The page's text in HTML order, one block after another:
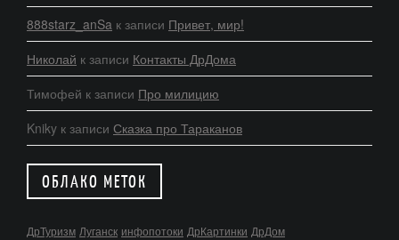
888starz_anSa к записи Привет, мир!
Николай к записи Контакты ДрДома
Тимофей к записи Про милицию
Kniky к записи Сказка про Тараканов
ОБЛАКО МЕТОК
ДрТуризм Луганск инфопотоки ДрКартинки ДрДом